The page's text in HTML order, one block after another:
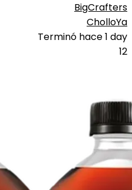
BigCrafters
CholloYa
Terminó hace 1 day
12